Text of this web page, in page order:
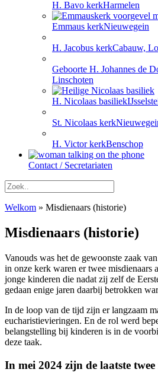
H. Bavo kerkHarmelen
Emmaus kerkNieuwegein
H. Jacobus kerkCabauw,
Geboorte H. Johannes de
Linschoten
H. Nicolaas basiliek
St. Nicolaas kerk
H. Victor kerkBenschop
Contact / Secretariaten
Welkom » Misdienaars (historie)
Misdienaars (historie)
Vanouds was het de gewoonste zaak
in onze kerk waren er twee misdienaars
jonge kinderen die nadat zij zelf de
gedaan enige jaren daarbij betrokken
In de loop van de tijd zijn er langzaam
eucharistievieringen. En de rol werd
belangstelling bij kinderen is in de
deze taak.
In mei 2024 zijn de laatste